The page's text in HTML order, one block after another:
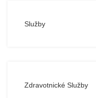
Služby
Zdravotnické Služby